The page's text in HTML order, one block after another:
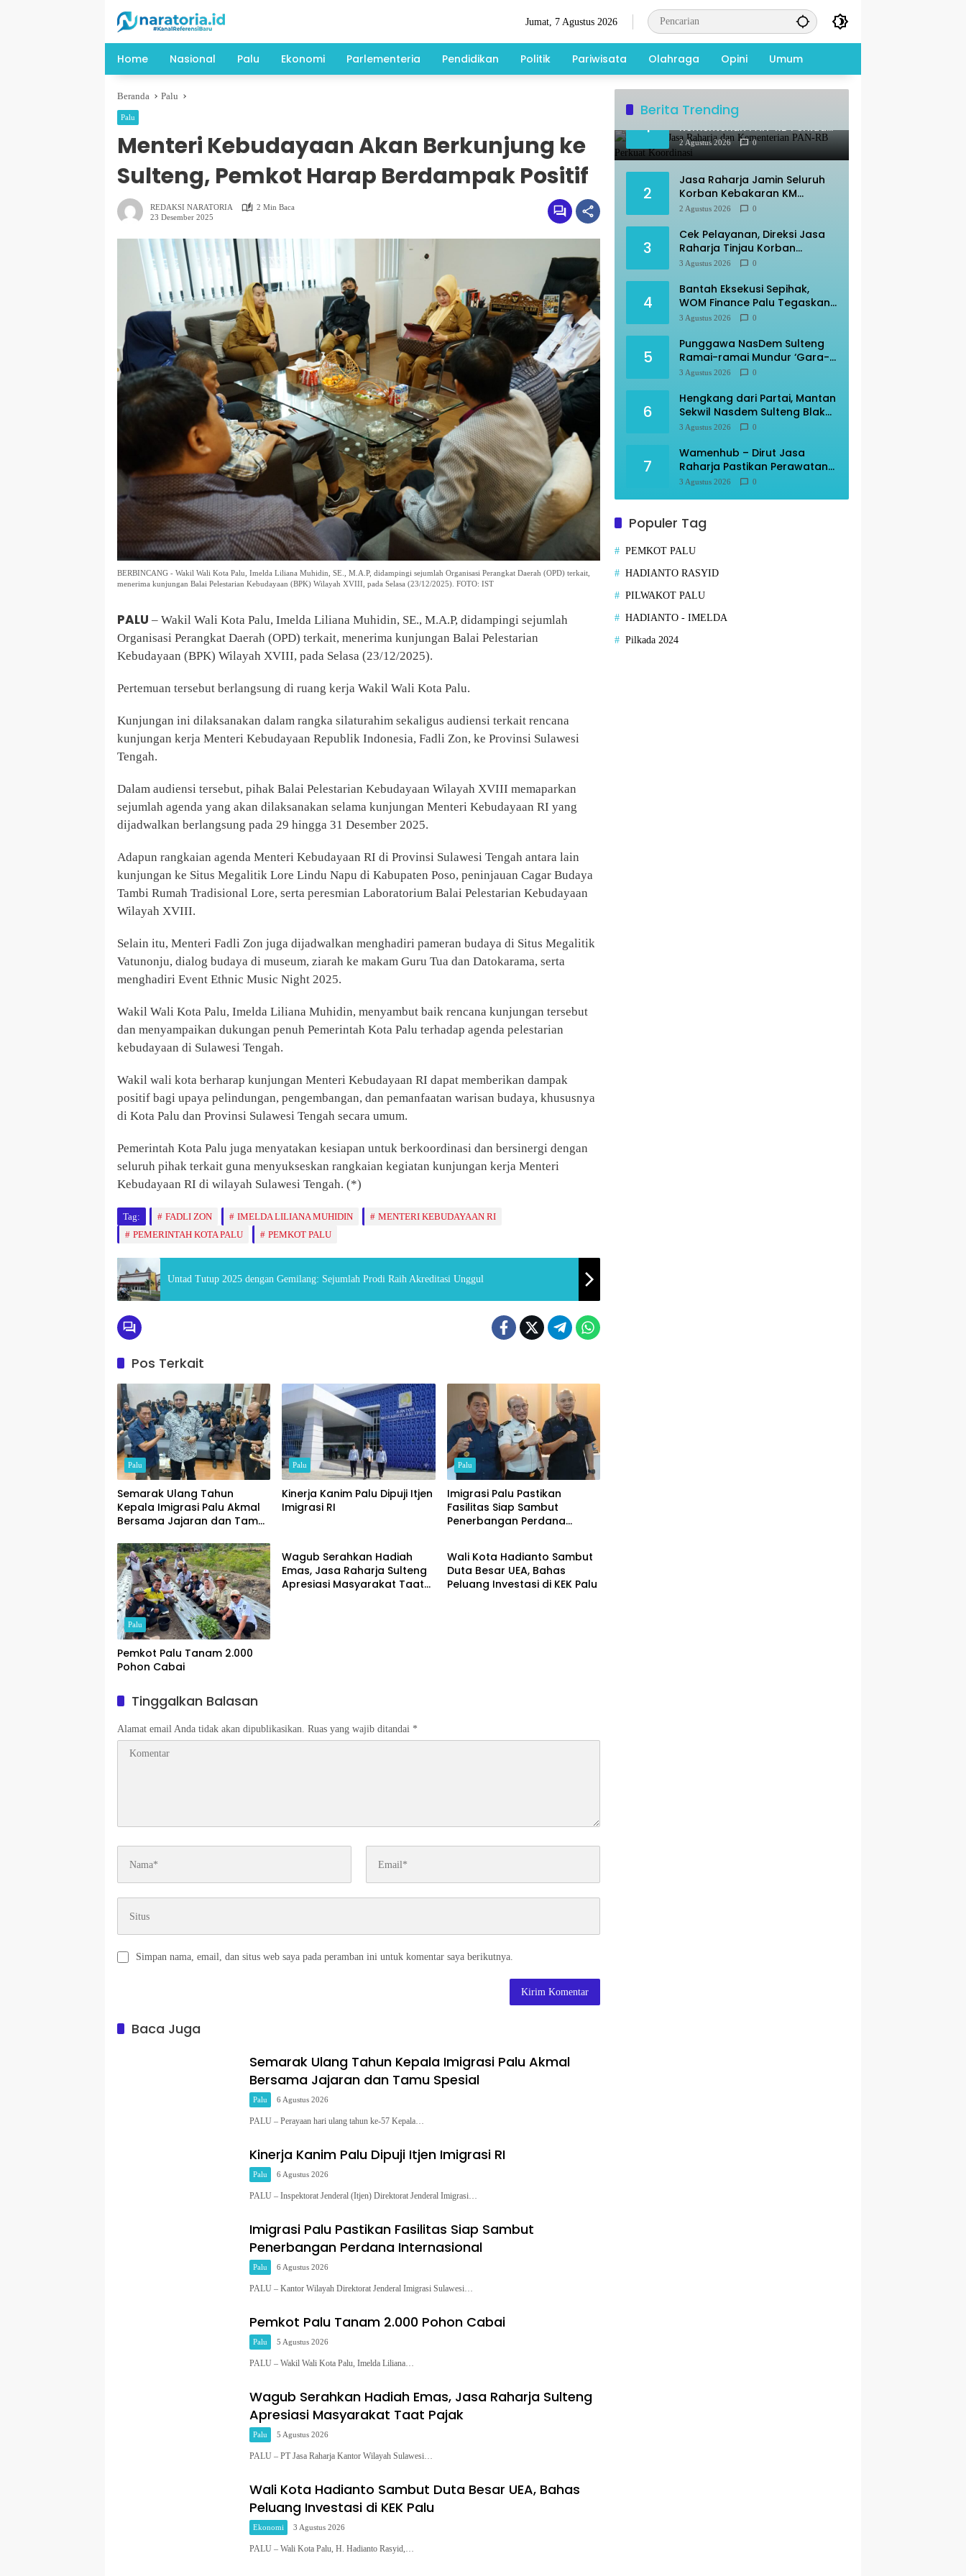
Jumat, 7 Agustus 2026
Home Nasional Palu Ekonomi Parlementeria Pendidikan Politik Pariwisata Olahraga Opini Umum
Beranda Palu
Palu
Menteri Kebudayaan Akan Berkunjung ke
Sulteng, Pemkot Harap Berdampak Positif
REDAKSI NARATORIA
2 Min Baca
23 Desember 2025
BERBINCANG - Wakil Wali Kota Palu, Imelda Liliana Muhidin, SE., M.A.P, didampingi sejumlah Organisasi Perangkat Daerah (OPD) terkait,
menerima kunjungan Balai Pelestarian Kebudayaan (BPK) Wilayah XVIII, pada Selasa (23/12/2025). FOTO: IST
PALU – Wakil Wali Kota Palu, Imelda Liliana Muhidin, SE., M.A.P, didampingi sejumlah
Organisasi Perangkat Daerah (OPD) terkait, menerima kunjungan Balai Pelestarian
Kebudayaan (BPK) Wilayah XVIII, pada Selasa (23/12/2025).
Pertemuan tersebut berlangsung di ruang kerja Wakil Wali Kota Palu.
Kunjungan ini dilaksanakan dalam rangka silaturahim sekaligus audiensi terkait rencana
kunjungan kerja Menteri Kebudayaan Republik Indonesia, Fadli Zon, ke Provinsi Sulawesi
Tengah.
Dalam audiensi tersebut, pihak Balai Pelestarian Kebudayaan Wilayah XVIII memaparkan
sejumlah agenda yang akan dilaksanakan selama kunjungan Menteri Kebudayaan RI yang
dijadwalkan berlangsung pada 29 hingga 31 Desember 2025.
Adapun rangkaian agenda Menteri Kebudayaan RI di Provinsi Sulawesi Tengah antara lain
kunjungan ke Situs Megalitik Lore Lindu Napu di Kabupaten Poso, peninjauan Cagar Budaya
Tambi Rumah Tradisional Lore, serta peresmian Laboratorium Balai Pelestarian Kebudayaan
Wilayah XVIII.
Selain itu, Menteri Fadli Zon juga dijadwalkan menghadiri pameran budaya di Situs Megalitik
Vatunonju, dialog budaya di museum, ziarah ke makam Guru Tua dan Datokarama, serta
menghadiri Event Ethnic Music Night 2025.
Wakil Wali Kota Palu, Imelda Liliana Muhidin, menyambut baik rencana kunjungan tersebut
dan menyampaikan dukungan penuh Pemerintah Kota Palu terhadap agenda pelestarian
kebudayaan di Sulawesi Tengah.
Wakil wali kota berharap kunjungan Menteri Kebudayaan RI dapat memberikan dampak
positif bagi upaya pelindungan, pengembangan, dan pemanfaatan warisan budaya, khususnya
di Kota Palu dan Provinsi Sulawesi Tengah secara umum.
Pemerintah Kota Palu juga menyatakan kesiapan untuk berkoordinasi dan bersinergi dengan
seluruh pihak terkait guna menyukseskan rangkaian kegiatan kunjungan kerja Menteri
Kebudayaan RI di wilayah Sulawesi Tengah. (*)
Tag: FADLI ZON IMELDA LILIANA MUHIDIN
MENTERI KEBUDAYAAN RI
PEMERINTAH KOTA PALU
PEMKOT PALU
Untad Tutup 2025 dengan Gemilang: Sejumlah Prodi Raih Akreditasi Unggul
Pos Terkait
Palu
Semarak Ulang Tahun
Kepala Imigrasi Palu Akmal
Bersama Jajaran dan Tamu
Palu
Kinerja Kanim Palu Dipuji Itjen
Imigrasi RI
Palu
Imigrasi Palu Pastikan
Fasilitas Siap Sambut
Penerbangan Perdana
Palu
Pemkot Palu Tanam 2.000
Pohon Cabai
Wagub Serahkan Hadiah
Emas, Jasa Raharja Sulteng
Apresiasi Masyarakat Taat
Wali Kota Hadianto Sambut
Duta Besar UEA, Bahas
Peluang Investasi di KEK Palu
Tinggalkan Balasan
Alamat email Anda tidak akan dipublikasikan. Ruas yang wajib ditandai *
Simpan nama, email, dan situs web saya pada peramban ini untuk komentar saya berikutnya.
Baca Juga
Semarak Ulang Tahun Kepala Imigrasi Palu Akmal
Bersama Jajaran dan Tamu Spesial
Palu 6 Agustus 2026
PALU – Perayaan hari ulang tahun ke-57 Kepala…
Kinerja Kanim Palu Dipuji Itjen Imigrasi RI
Palu 6 Agustus 2026
PALU – Inspektorat Jenderal (Itjen) Direktorat Jenderal Imigrasi…
Imigrasi Palu Pastikan Fasilitas Siap Sambut
Penerbangan Perdana Internasional
Palu 6 Agustus 2026
PALU – Kantor Wilayah Direktorat Jenderal Imigrasi Sulawesi…
Pemkot Palu Tanam 2.000 Pohon Cabai
Palu 5 Agustus 2026
PALU – Wakil Wali Kota Palu, Imelda Liliana…
Wagub Serahkan Hadiah Emas, Jasa Raharja Sulteng
Apresiasi Masyarakat Taat Pajak
Palu 5 Agustus 2026
PALU – PT Jasa Raharja Kantor Wilayah Sulawesi…
Wali Kota Hadianto Sambut Duta Besar UEA, Bahas
Peluang Investasi di KEK Palu
Ekonomi 3 Agustus 2026
PALU – Wali Kota Palu, H. Hadianto Rasyid,…
Berita Trending
1
Audiensi, Jasa Raharja dan
Kementerian PAN-RB Perkuat
Koordinasi
2 Agustus 2026 0
2
Jasa Raharja Jamin Seluruh
Korban Kebakaran KM
Mutiara Sentosa II
2 Agustus 2026 0
3
Cek Pelayanan, Direksi Jasa
Raharja Tinjau Korban
Kebakaran KM Mutiara
3 Agustus 2026 0
4
Bantah Eksekusi Sepihak,
WOM Finance Palu Tegaskan
Sesuai Prosedur
3 Agustus 2026 0
5
Punggawa NasDem Sulteng
Ramai-ramai Mundur ‘Gara-
gara’ AAC
3 Agustus 2026 0
6
Hengkang dari Partai, Mantan
Sekwil Nasdem Sulteng Blak-
blakan
3 Agustus 2026 0
7
Wamenhub – Dirut Jasa
Raharja Pastikan Perawatan
Korban KM Mutiara Sentosa
3 Agustus 2026 0
Populer Tag
PEMKOT PALU
HADIANTO RASYID
PILWAKOT PALU
HADIANTO - IMELDA
Pilkada 2024